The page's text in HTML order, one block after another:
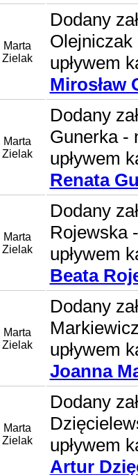
Marta
Zielak
Dodany
Olejniczak
upływem
Mirosław
Marta
Zielak
Dodany
Gunerka -
upływem
Renata
Marta
Zielak
Dodany
Rojewska
upływem
Beata
Marta
Zielak
Dodany
upływem
Joanna
Marta
Zielak
Dodany
upływem
Artur